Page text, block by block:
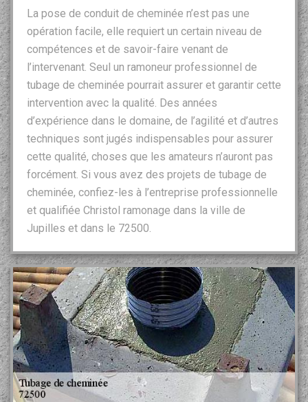
La pose de conduit de cheminée n’est pas une
opération facile, elle requiert un certain niveau de
compétences et de savoir-faire venant de
l’intervenant. Seul un ramoneur professionnel de
tubage de cheminée pourrait assurer et garantir cette
intervention avec la qualité. Des années
d’expérience dans le domaine, de l’agilité et d’autres
techniques sont jugés indispensables pour assurer
cette qualité, choses que les amateurs n’auront pas
forcément. Si vous avez des projets de tubage de
cheminée, confiez-les à l’entreprise professionnelle
et qualifiée Christol ramonage dans la ville de
Jupilles et dans le 72500.